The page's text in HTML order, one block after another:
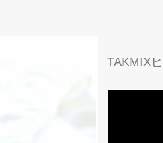
TAKMIX